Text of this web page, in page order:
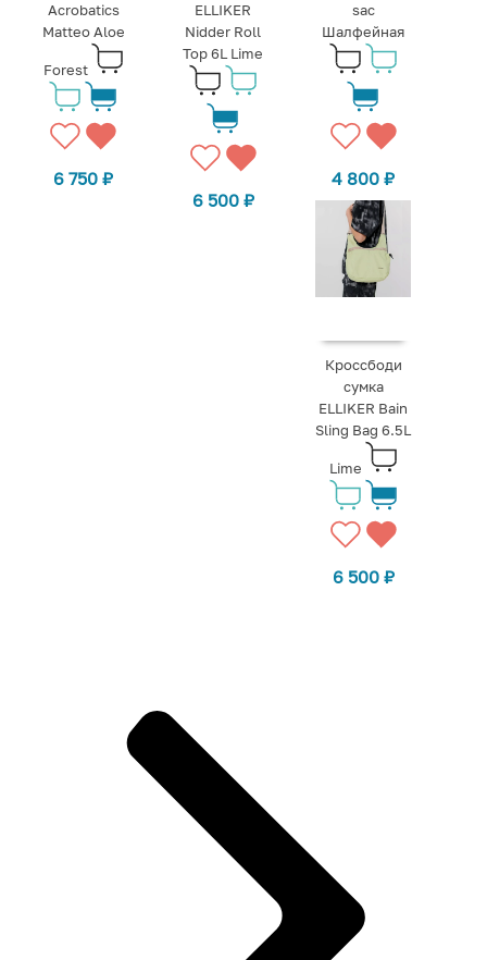
Acrobatics
Matteo Aloe
Forest
6 750₽
ELLIKER
Nidder Roll
Top 6L Lime
6 500 ₽
sac
Шалфейная
4 800₽
Кроссбоди
сумка
ELLIKER Bain
Sling Bag 6.5L
Lime
6 500 ₽